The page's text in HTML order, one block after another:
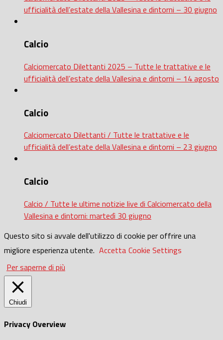
ufficialità dell’estate della Vallesina e dintorni – 30 giugno
Calcio
Calciomercato Dilettanti 2025 – Tutte le trattative e le
ufficialità dell’estate della Vallesina e dintorni – 14 agosto
Calcio
Calciomercato Dilettanti / Tutte le trattative e le
ufficialità dell’estate della Vallesina e dintorni – 23 giugno
Calcio
Calcio / Tutte le ultime notizie live di Calciomercato della
Vallesina e dintorni: martedì 30 giugno
Questo sito si avvale dell'utilizzo di cookie per offrire una
migliore esperienza utente. Accetta Cookie Settings
Per saperne di più
Chiudi
Privacy Overview